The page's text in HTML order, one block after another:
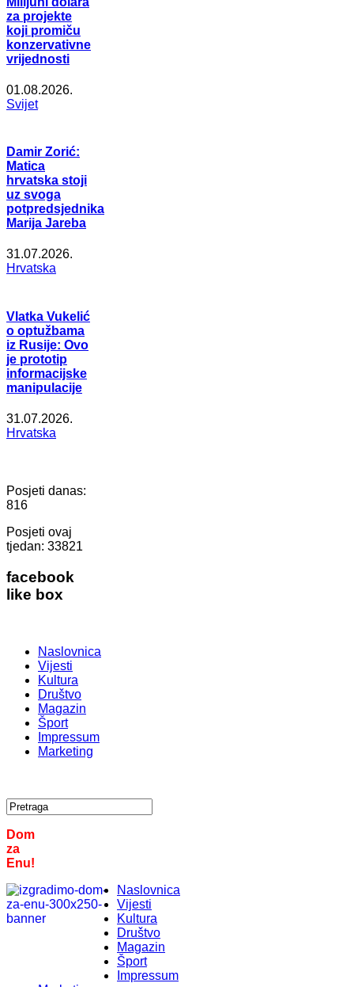
za projekte
koji promiču
konzervativne
vrijednosti
01.08.2026.
Svijet
Damir Zorić:
Matica
hrvatska stoji
uz svoga
potpredsjednika
Marija Jareba
31.07.2026.
Hrvatska
Vlatka Vukelić
o optužbama
iz Rusije: Ovo
je prototip
informacijske
manipulacije
31.07.2026.
Hrvatska
Posjeti danas:
816
Posjeti ovaj
tjedan: 33821
facebook
like box
Naslovnica
Vijesti
Kultura
Društvo
Magazin
Šport
Impressum
Marketing
Dom
za
Enu!
Naslovnica
Vijesti
Kultura
Društvo
Magazin
Šport
Impressum